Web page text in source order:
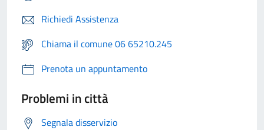
Richiedi Assistenza
Chiama il comune 06 65210.245
Prenota un appuntamento
Problemi in città
Segnala disservizio